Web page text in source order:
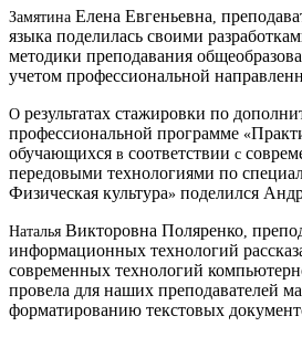
Замятина Елена Евгеньевна,
языка поделилась своими
методики преподавания
учетом профессиональной
О результатах стажировки по
профессиональной программе «
обучающихся в соответствии с
передовыми технологиями по
Физическая культура» поделился
Наталья Викторовна Поляренко,
информационных технологий
современных технологий
провела для наших преподавателей
форматированию текстовых